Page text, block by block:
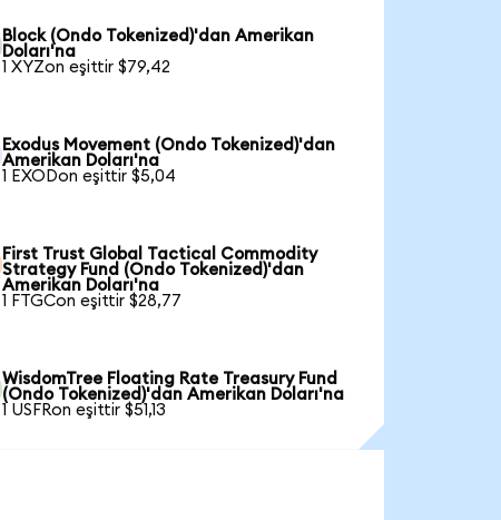
Block (Ondo Tokenized)'dan Amerikan
Doları'na
1 XYZon eşittir $79,42
Exodus Movement (Ondo Tokenized)'dan
Amerikan Doları'na
1 EXODon eşittir $5,04
First Trust Global Tactical Commodity
Strategy Fund (Ondo Tokenized)'dan
Amerikan Doları'na
1 FTGCon eşittir $28,77
WisdomTree Floating Rate Treasury Fund
(Ondo Tokenized)'dan Amerikan Doları'na
1 USFRon eşittir $51,13